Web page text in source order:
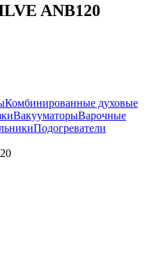
ANB120
Комбинированные духовые
ВакууматорыВарочные
Подогреватели